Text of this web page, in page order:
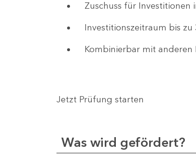
Zuschuss für Investitionen
Investitionszeitraum bis zu
Kombinierbar mit anderen
Jetzt Prüfung starten
Was wird gefördert?